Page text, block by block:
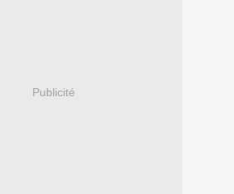
Publicité